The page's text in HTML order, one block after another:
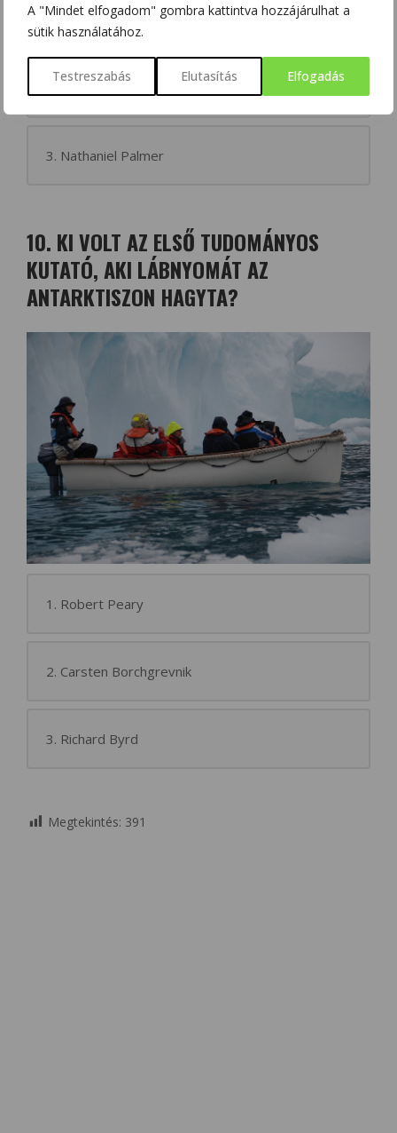
A "Mindet elfogadom" gombra kattintva hozzájárulhat a
sütik használatához.
Testreszabás Elutasítás Elfogadás
1. John Davis
3. Nathaniel Palmer
10. KI VOLT AZ ELSŐ TUDOMÁNYOS
KUTATÓ, AKI LÁBNYOMÁT AZ
ANTARKTISZON HAGYTA?
1. Robert Peary
2. Carsten Borchgrevnik
3. Richard Byrd
Megtekintés: 391